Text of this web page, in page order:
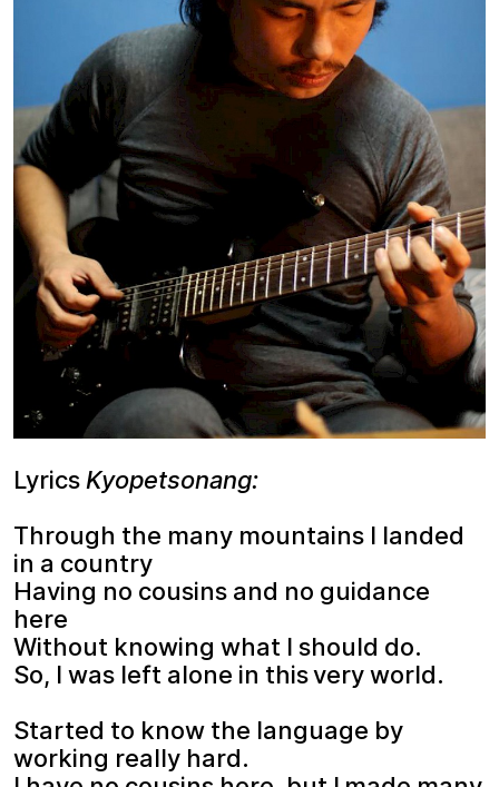
LyricsKyopetsonang:
Through the many mountains I landed
in a country
Having no cousins and no guidance
here
Without knowing what I should do.
So, I was left alone in this very world.
Started to know the language by
working really hard.